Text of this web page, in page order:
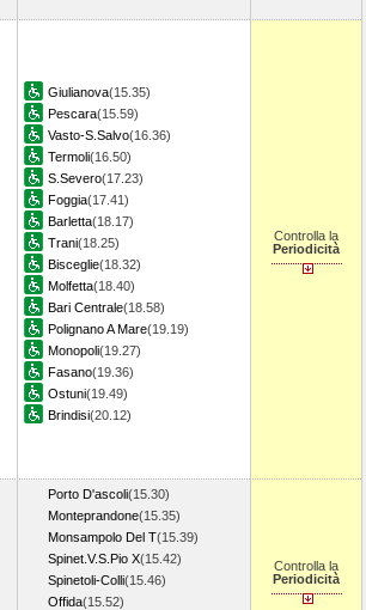
Giulianova(15.35)
Pescara(15.59)
Vasto-S.Salvo(16.36)
Termoli(16.50)
S.Severo(17.23)
Foggia(17.41)
Barletta(18.17)
Trani(18.25)
Bisceglie(18.32)
Molfetta(18.40)
Bari Centrale(18.58)
Polignano A Mare(19.19)
Monopoli(19.27)
Fasano(19.36)
Ostuni(19.49)
Brindisi(20.12)
Controlla la
Periodicità
Porto D'ascoli(15.30)
Monteprandone(15.35)
Monsampolo Del T(15.39)
Spinet.V.S.Pio X(15.42)
Spinetoli-Colli(15.46)
Offida(15.52)
Controlla la
Periodicità